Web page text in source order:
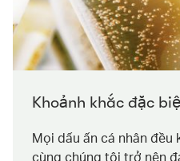
Khoảnh khắc đặc
Mọi dấu ấn cá nhân đều
cùng chúng tôi trở nên